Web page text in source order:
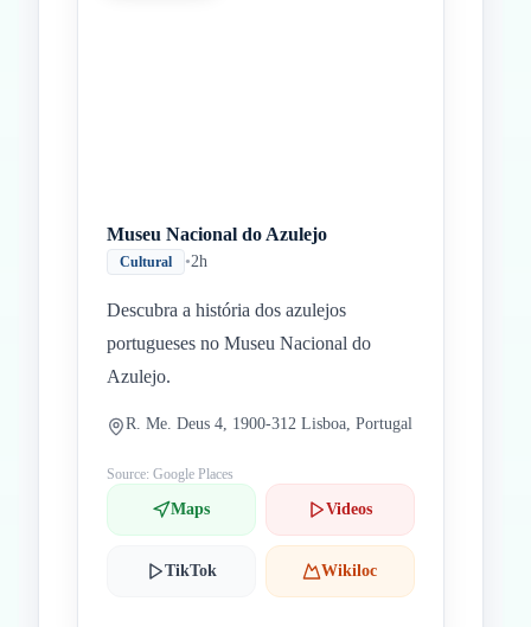
Museu Nacional do Azulejo
Cultural •2h
Descubra a história dos azulejos
portugueses no Museu Nacional do
Azulejo.
R. Me. Deus 4, 1900-312 Lisboa, Portugal
Source: Google Places
Maps Videos
TikTok Wikiloc